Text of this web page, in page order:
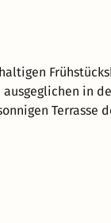
in
Terrasse